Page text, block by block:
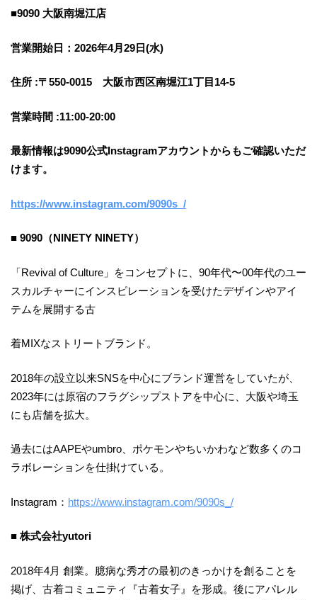
■9090 大阪南堀江店
営業開始日：2026年4月29日(水)
住所 :〒550-0015 大阪市西区南堀江1丁目14-5
営業時間 :11:00-20:00
最新情報は9090公式Instagramアカウントからもご確認いただ
けます。
https://www.instagram.com/9090s_/
■ 9090（NINETY NINETY）
「Revival of Culture」をコンセプトに、90年代〜00年代のユー
スカルチャーにインスピレーションを受けたデザインやアイ
テムを展開する古
着MIXなストリートブランド。
2018年の設立以来SNSを中心にブランド運営をしていたが、
2023年には原宿のフラグシップストアを中心に、大阪や埼玉
にも店舗を拡大。
過去にはAAPEやumbro、ポケモンやちいかわなど数多くのコ
ラボレーションを仕掛けている。
Instagram： https://www.instagram.com/9090s_/
■ 株式会社yutori
2018年4月 創業。臆病な秀才の最初のきっかけを創ることを
掲げ、古着コミュニティ『古着女子』を形成。後にアパレル